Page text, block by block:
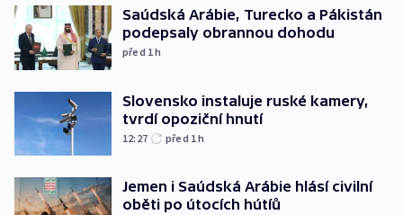
Saúdská Arábie, Turecko a Pákistán
podepsaly obrannou dohodu
před 1h
Slovensko instaluje ruské kamery,
tvrdí opoziční hnutí
12:27 před 1h
Jemen i Saúdská Arábie hlásí civilní
oběti po útocích hútíů